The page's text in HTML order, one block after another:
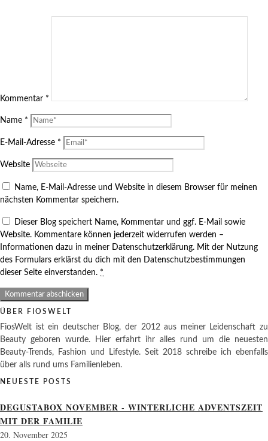
Kommentar *
Name *
E-Mail-Adresse *
Website
Name, E-Mail-Adresse und Website in diesem Browser für meinen
nächsten Kommentar speichern.
Dieser Blog speichert Name, Kommentar und ggf. E-Mail sowie
Website. Kommentare können jederzeit widerrufen werden –
Informationen dazu in meiner Datenschutzerklärung. Mit der Nutzung
des Formulars erklärst du dich mit den Datenschutzbestimmungen
dieser Seite einverstanden. *
ÜBER FIOSWELT
FiosWelt ist ein deutscher Blog, der 2012 aus meiner Leidenschaft zu
Beauty geboren wurde. Hier erfahrt ihr alles rund um die neuesten
Beauty-Trends, Fashion und Lifestyle. Seit 2018 schreibe ich ebenfalls
über alls rund ums Familienleben.
NEUESTE POSTS
DEGUSTABOX NOVEMBER - WINTERLICHE ADVENTSZEIT
MIT DER FAMILIE
20. November 2025